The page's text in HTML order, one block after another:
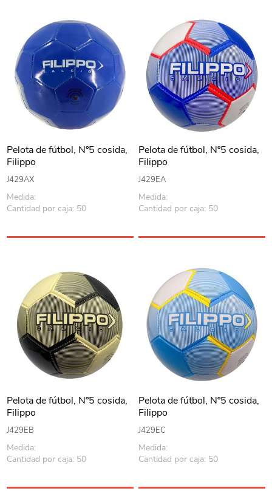
Pelota de fútbol, Nº5 cosida,
Filippo
J429AX
Medida:
Cantidad por caja: 50
Pelota de fútbol, Nº5 cosida,
Filippo
J429EA
Medida:
Cantidad por caja: 50
Pelota de fútbol, Nº5 cosida,
Filippo
J429EB
Medida:
Cantidad por caja: 50
Pelota de fútbol, Nº5 cosida,
Filippo
J429EC
Medida:
Cantidad por caja: 50